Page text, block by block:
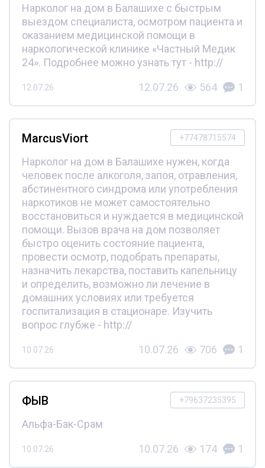
Нарколог на дом в Балашихе с быстрым
выездом специалиста, осмотром пациента и
оказанием медицинской помощи в
наркологической клинике «Частный Медик
24». Подробнее можно узнать тут - http://
12.07.26 12.07.26 564 1
+77478715574
MarcusViort
Нарколог на дом в Балашихе нужен, когда
человек после алкоголя, запоя, отравления,
абстинентного синдрома или употребления
наркотиков не может самостоятельно
восстановиться и нуждается в медицинской
помощи. Вызов врача на дом позволяет
быстро оценить состояние пациента,
провести осмотр, подобрать препараты,
назначить лекарства, поставить капельницу
и определить, возможно ли лечение в
домашних условиях или требуется
госпитализация в стационаре. Изучить
вопрос глубже - http://
10.07.26 10.07.26 706 1
+79637235395
ФЫВ
Альфа-Бак-Срам
10.07.26 10.07.26 174 1